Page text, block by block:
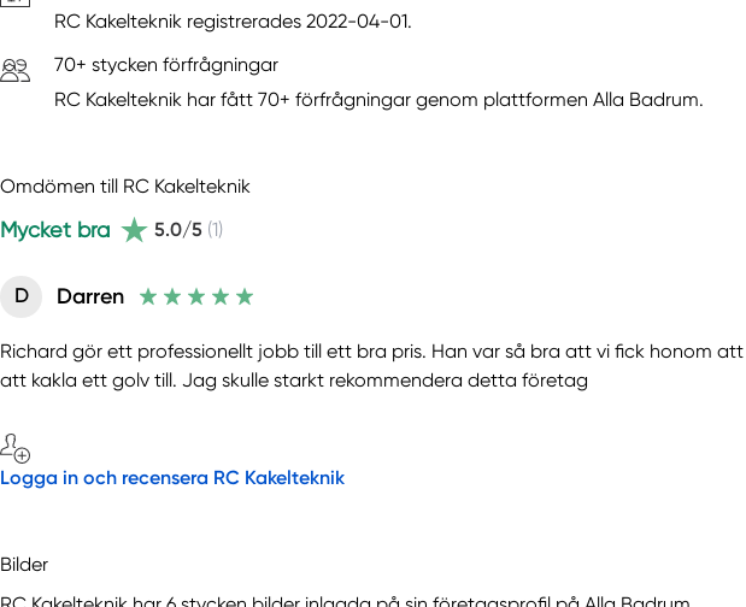
RC Kakelteknik registrerades 2022-04-01.
70+ stycken förfrågningar
RC Kakelteknik har fått 70+ förfrågningar genom plattformen Alla Badrum.
Omdömen till RC Kakelteknik
Mycket bra 5.0/5 (1)
D Darren
Richard gör ett professionellt jobb till ett bra pris. Han var så bra att vi fick honom
att kakla ett golv till. Jag skulle starkt rekommendera detta företag
Logga in och recensera RC Kakelteknik
Bilder